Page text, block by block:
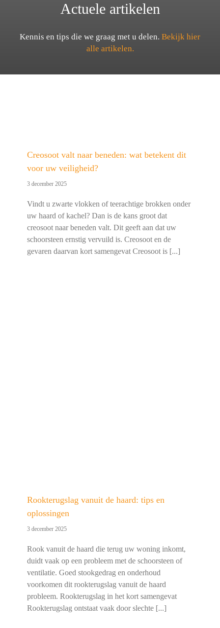
Actuele artikelen
Kennis en tips die we graag met u delen. Bekijk hier
alle artikelen.
Creosoot valt naar beneden: wat betekent dit
voor uw veiligheid?
3 december 2025
Vindt u zwarte vlokken of teerachtige brokken onder
uw haard of kachel? Dan is de kans groot dat
creosoot naar beneden valt. Dit geeft aan dat uw
schoorsteen ernstig vervuild is. Creosoot en de
gevaren daarvan kort samengevat Creosoot is [...]
Rookterugslag vanuit de haard: tips en
oplossingen
3 december 2025
Rook vanuit de haard die terug uw woning inkomt,
duidt vaak op een probleem met de schoorsteen of
ventilatie. Goed stookgedrag en onderhoud
voorkomen dit rookterugslag vanuit de haard
probleem. Rookterugslag in het kort samengevat
Rookterugslag ontstaat vaak door slechte [...]